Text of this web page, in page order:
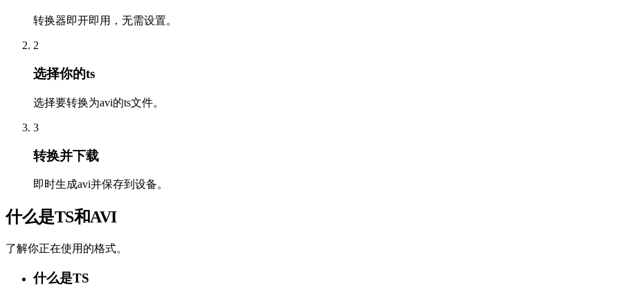
转换器即开即用，无需设置。
2
选择你的ts
选择要转换为avi的ts文件。
3
转换并下载
即时生成avi并保存到设备。
什么是TS和AVI
了解你正在使用的格式。
什么是TS